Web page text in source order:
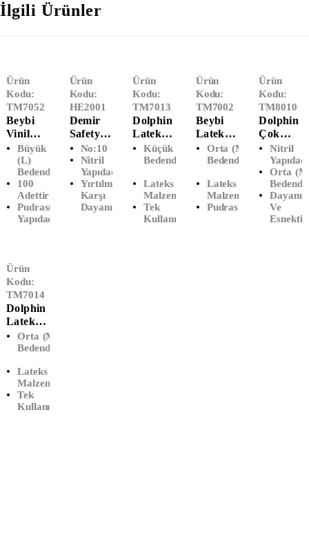
İlgili Ürünler
Ürün
Kodu:
TM7052
Beybi
Vinil
Pudrasız
Muayen
Eldiveni
(L-
Büyük)
Büyük
(L)
Bedendir
100
Adettir
Pudrasız
Yapıdadır
Ürün
Kodu:
HE2001
Demir
Safety
Nitril
Eldiven
Kırmızı-
Siyah
(No:10)
No:10
Nitril
Yapıdadır
Yırtılmaya
Karşı
Dayanıklıdır
Ürün
Kodu:
TM7013
Dolphin
Lateks
Pudralı
Muayen
Eldiveni
(S-
Küçük)
Küçük (S)
Bedendir
Lateks
Malzemedir
Tek
Kullanımlıktır
Ürün
Kodu:
TM7002
Beybi
Lateks
Pudrasız
Muayen
Eldiveni
(M-
Orta)
Orta (M)
Bedendir
Lateks
Malzemedir
Pudrasızdır
Ürün
Kodu:
TM8010
Dolphin
Çok
Amaçlı
Siyah
Eldiven
(M-
Orta)
Nitril
Orta
Ve
Esnektir.
Ürün
Kodu:
TM7014
Dolphin
Lateks
Pudralı
Muayen
Eldiveni
(M-
Orta)
Orta (M)
Bedendir
Lateks
Malzemedir
Tek
Kullanımlıktır